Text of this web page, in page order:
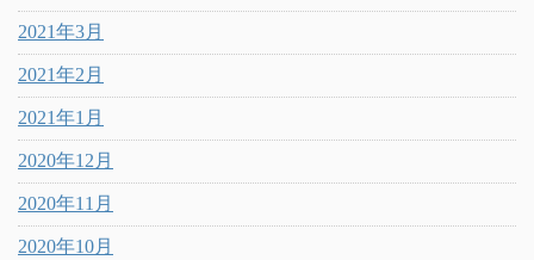
2021年3月
2021年2月
2021年1月
2020年12月
2020年11月
2020年10月